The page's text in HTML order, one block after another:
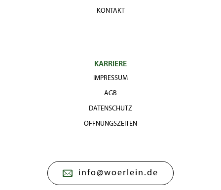
KONTAKT
KARRIERE
IMPRESSUM
AGB
DATENSCHUTZ
ÖFFNUNGSZEITEN
info@woerlein.de